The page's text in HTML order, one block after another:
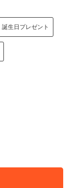
誕生日プレゼント